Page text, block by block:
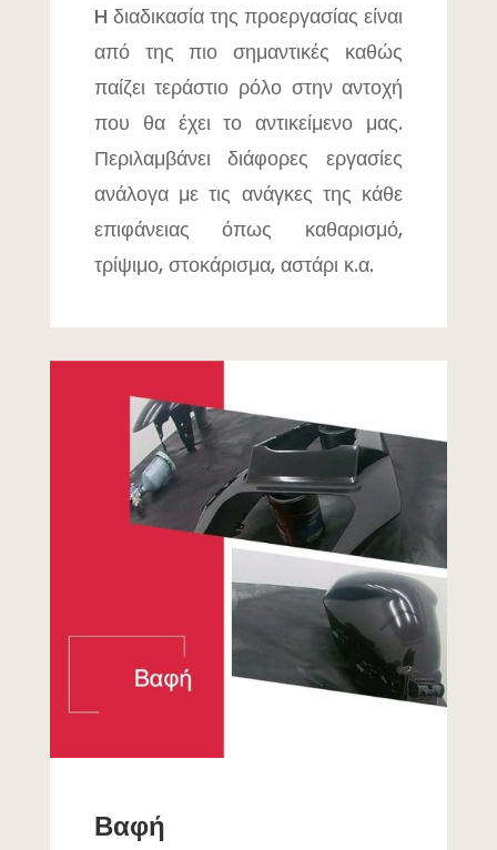
H διαδικασία της προεργασίας είναι
από της πιο σημαντικές καθώς
παίζει τεράστιο ρόλο στην αντοχή
που θα έχει το αντικείμενο μας.
Περιλαμβάνει διάφορες εργασίες
ανάλογα με τις ανάγκες της κάθε
επιφάνειας όπως καθαρισμό,
τρίψιμο, στοκάρισμα, αστάρι κ.α.
Βαφή